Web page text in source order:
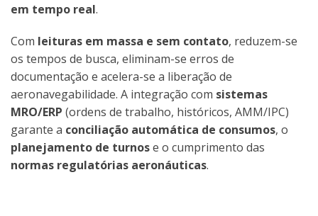
em tempo real.
Com leituras em massa e sem contato, reduzem-se
os tempos de busca, eliminam-se erros de
documentação e acelera-se a liberação de
aeronavegabilidade. A integração com sistemas
MRO/ERP (ordens de trabalho, históricos, AMM/IPC)
garante a conciliação automática de consumos, o
planejamento de turnose o cumprimento das
normas regulatórias aeronáuticas.